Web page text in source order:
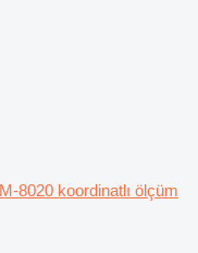
8020 koordinatlı ölçüm